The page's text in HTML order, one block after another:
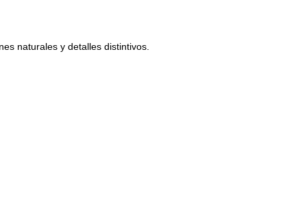
naturales y detalles distintivos.